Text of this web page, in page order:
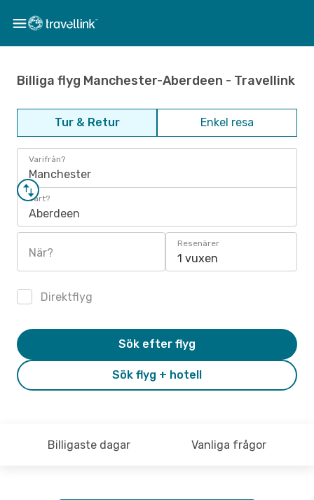
Billiga flyg Manchester-Aberdeen - Travellink
Tur & Retur Enkel resa
Varifrån?
Manchester
Vart?
Aberdeen
När?
Resenärer
1 vuxen
Direktflyg
Sök flyg + hotell
Sök efter flyg
Billigaste dagar Vanliga frågor